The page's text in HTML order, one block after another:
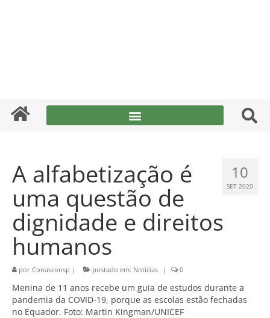
10
SET 2020
A alfabetização é
uma questão de
dignidade e direitos
humanos
por Conasconsp | postado em: Notícias | 0
Menina de 11 anos recebe um guia de estudos durante a
pandemia da COVID-19, porque as escolas estão fechadas
no Equador. Foto: Martin Kingman/UNICEF